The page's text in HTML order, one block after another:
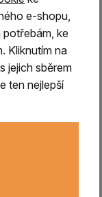
e-shopu,
ke
Kliknutím na
jejich sběrem
ten nejlepší